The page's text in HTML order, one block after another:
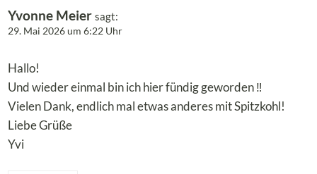
Yvonne Meier sagt:
29. Mai 2026 um 6:22 Uhr
Hallo!
Und wieder einmal bin ich hier fündig geworden ‼️
Vielen Dank, endlich mal etwas anderes mit Spitzkohl!
Liebe Grüße
Yvi